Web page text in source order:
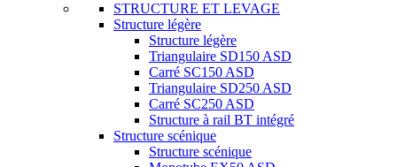
STRUCTURE ET LEVAGE
Structure légère
Structure légère
Triangulaire SD150 ASD
Carré SC150 ASD
Triangulaire SD250 ASD
Carré SC250 ASD
Structure à rail BT intégré
Structure scénique
Structure scénique